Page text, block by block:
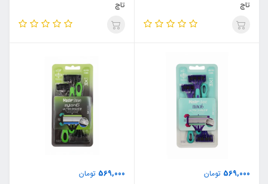
تاچ
تاچ
569,000 تومان
569,000 تومان